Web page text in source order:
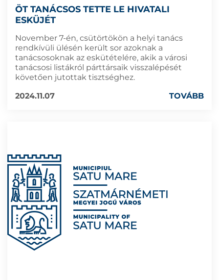
ÖT TANÁCSOS TETTE LE HIVATALI
ESKÜJÉT
November 7-én, csütörtökön a helyi tanács
rendkívüli ülésén került sor azoknak a
tanácsosoknak az eskütételére, akik a városi
tanácsosi listákról párttársaik visszalépését
követően jutottak tisztséghez.
2024.11.07
TOVÁBB